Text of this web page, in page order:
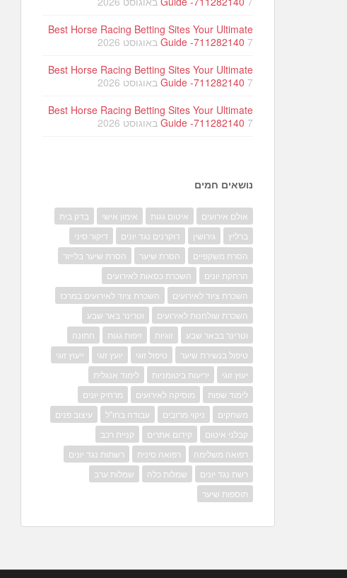
Best Horse Racing Betting Sites Your Ultimate
Guide -711282140 7 באוגוסט 2026
Best Horse Racing Betting Sites Your Ultimate
Guide -711282140 7 באוגוסט 2026
Best Horse Racing Betting Sites Your Ultimate
Guide -711282140 7 באוגוסט 2026
נושאים חמים
אולם אירועים איטום גגות אימון אישי
בדק בית
ברליץ
גירושין דוקרנים נגד יונים
דיקור סיני
הסרת משקפיים
הסרת שיער
הסרת שיער בלייזר
הרחקת יונים
השכרת כסאות לאירועים
השכרת ציוד לאירועים
השכרת ציוד לאירועים במרכז
השכרת שולחנות לאירועים
וטרינר באר שבע
וטרינר בבאר שבע
זוגיות זיפות גגות
חתונה
טיפול בנשירת שיער
טיפול זוגי יועץ זוגי
ייעוץ זוגי
יעוץ זוגי
יריעות ביטומניות
לימוד אנגלית
לימוד שפות
מוסיקה לאירועים
מרחיק יונים
משחקים
ניקוי מרזבים עבודה בחו"ל
עיצוב פנים
קבלני איטום
קידום אתרים
קניית רכב
רפואה משלימה
רפואה סינית
רשתות נגד יונים
רשת נגד יונים
שמלות כלה
שמלות ערב
תוספות שיער